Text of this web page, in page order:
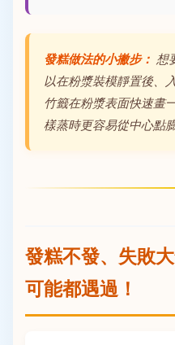
發糕做法的小撇步： 想
以在粉漿裝模靜置後、
竹籤在粉漿表面快速畫
樣蒸時更容易從中心點
發糕不發、失敗
可能都遇過！